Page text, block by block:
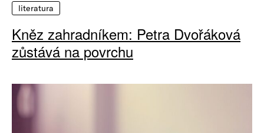
literatura
Kněz zahradníkem: Petra Dvořáková
zůstává na povrchu